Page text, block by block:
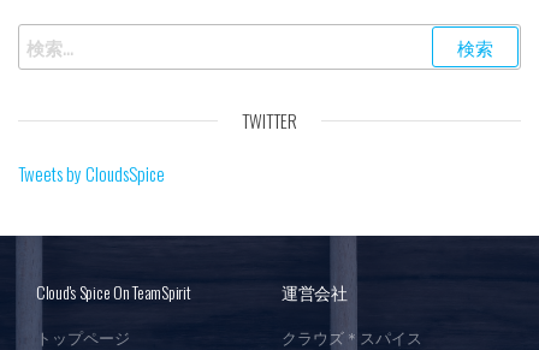
TWITTER
Tweets by CloudsSpice
Cloud's Spice On TeamSpirit
トップページ
運営会社
クラウズ＊スパイス